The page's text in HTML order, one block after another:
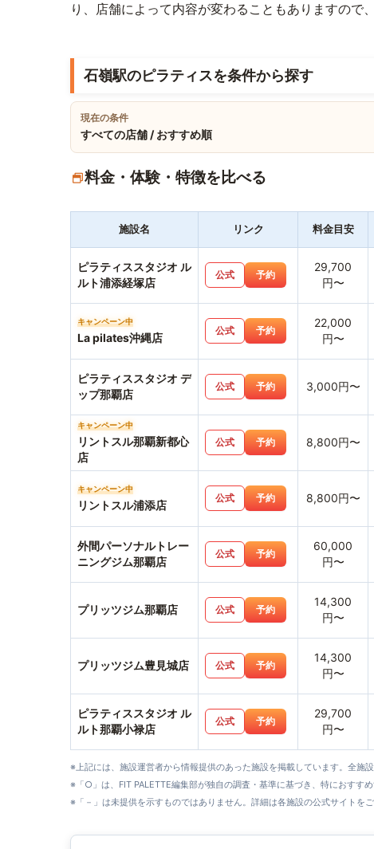
り、店舗によって内容が変わることもありますので
石嶺駅のピラティスを条件から探す
現在の条件
すべての店舗 / おすすめ順
料金・体験・特徴を比べる
施設名 リンク 料金目安
ピラティススタジオ ル
ルト浦添経塚店
公式 予約
29,700
円〜
キャンペーン中
La pilates沖縄店
公式 予約
22,000
円〜
ピラティススタジオ デ
ップ那覇店
公式 予約 3,000円〜
キャンペーン中
リントスル那覇新都心
店
公式 予約 8,800円〜
キャンペーン中
リントスル浦添店
公式 予約 8,800円〜
外間パーソナルトレー
ニングジム那覇店
公式 予約
60,000
円〜
プリッツジム那覇店 公式 予約
14,300
円〜
プリッツジム豊見城店 公式 予約
14,300
円〜
ピラティススタジオ ル
ルト那覇小禄店
公式 予約
29,700
円〜
※上記には、施設運営者から情報提供のあった施設を掲載しています。全施
※「○」は、FIT PALETTE編集部が独自の調査・基準に基づき、特におすすめ
※「－」は未提供を示すものではありません。詳細は各施設の公式サイトをご